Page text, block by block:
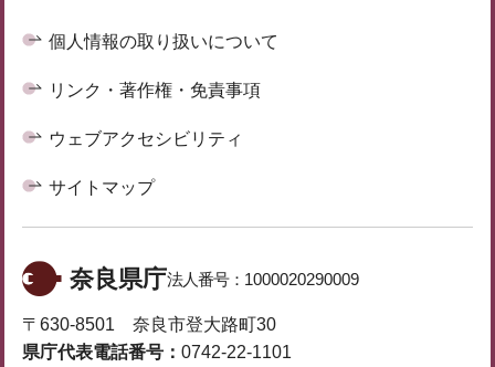
個人情報の取り扱いについて
リンク・著作権・免責事項
ウェブアクセシビリティ
サイトマップ
奈良県庁法人番号： 1000020290009
〒630-8501 奈良市登大路町30
県庁代表電話番号： 0742-22-1101